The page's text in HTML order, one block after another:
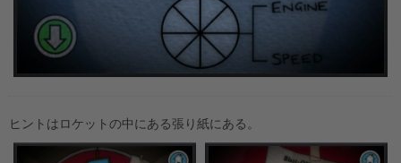
ヒントはロケットの中にある張り紙にある。